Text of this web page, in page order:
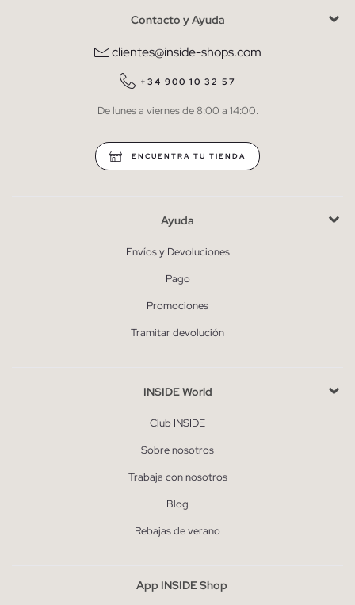
He leído y entiendo lapolítica de privacidad
QUIERO SUSCRIBIRME
* Puedes cancelar la suscripción en cualquier momento.
Contacto y Ayuda
clientes@inside-shops.com
+34 900 10 32 57
De lunes a viernes de 8:00 a 14:00.
ENCUENTRA TU TIENDA
Ayuda
Envíos y Devoluciones
Pago
Promociones
Tramitar devolución
INSIDE World
Club INSIDE
Sobre nosotros
Trabaja con nosotros
Blog
Rebajas de verano
App INSIDE Shop